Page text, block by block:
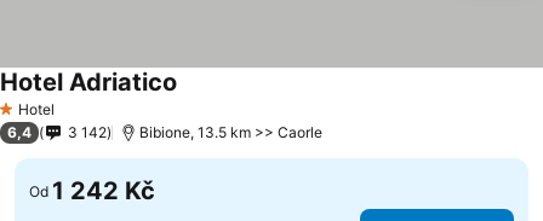
1 Počet hvězdiček
Hotel
Hotel Adriatico
6,4 3 142 Bibione, 13.5 km >> Caorle
Od 1 242 Kč